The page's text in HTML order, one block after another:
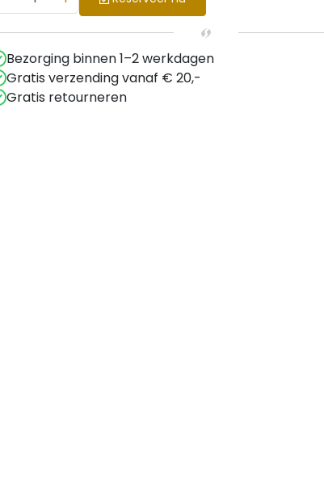
Bezorging binnen 1–2 werkdagen
Gratis verzending vanaf € 20,-
Gratis retourneren